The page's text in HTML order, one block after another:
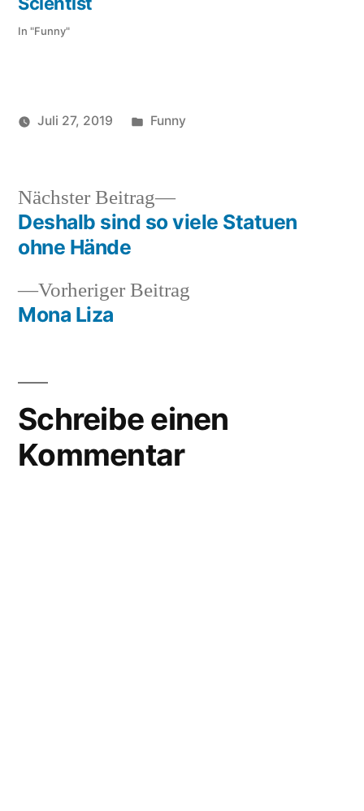
In "Funny"
Juli 27, 2019
Veröffentlicht
Funny
Beitragsnavigation
Vorheriger Beitrag
Mona Liza
Nächster Beitrag
Nächster
Beitrag:
Deshalb sind so viele Statuen
ohne Hände
Schreibe einen
Kommentar